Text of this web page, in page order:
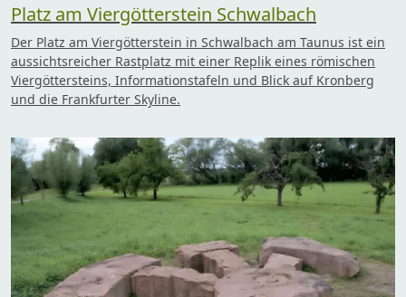
Platz am Viergötterstein Schwalbach
Der Platz am Viergötterstein in Schwalbach am Taunus ist ein
aussichtsreicher Rastplatz mit einer Replik eines römischen
Viergöttersteins, Informationstafeln und Blick auf Kronberg
und die Frankfurter Skyline.